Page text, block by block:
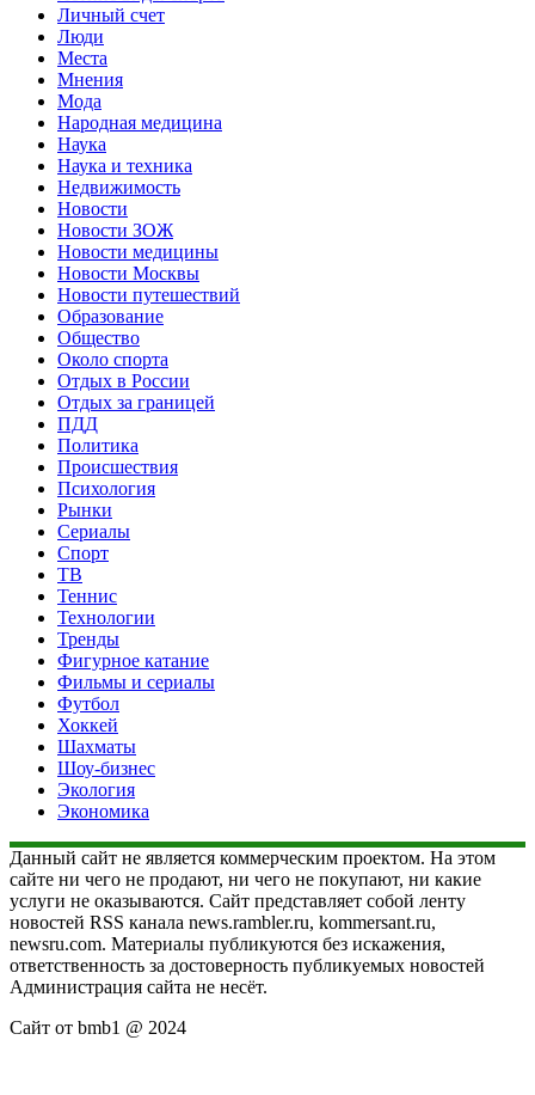
Личный счет
Люди
Места
Мнения
Мода
Народная медицина
Наука
Наука и техника
Недвижимость
Новости
Новости ЗОЖ
Новости медицины
Новости Москвы
Новости путешествий
Образование
Общество
Около спорта
Отдых в России
Отдых за границей
ПДД
Политика
Происшествия
Психология
Рынки
Сериалы
Спорт
ТВ
Теннис
Технологии
Тренды
Фигурное катание
Фильмы и сериалы
Футбол
Хоккей
Шахматы
Шоу-бизнес
Экология
Экономика
Данный сайт не является коммерческим проектом. На этом
сайте ни чего не продают, ни чего не покупают, ни какие
услуги не оказываются. Сайт представляет собой ленту
новостей RSS канала news.rambler.ru, kommersant.ru,
newsru.com. Материалы публикуются без искажения,
ответственность за достоверность публикуемых новостей
Администрация сайта не несёт.
Сайт от bmb1 @ 2024